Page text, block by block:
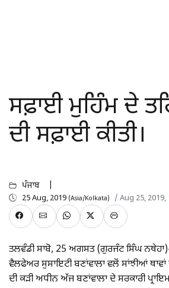
ਸਫ਼ਾਈ ਮੁਹਿੰਮ ਦੇ
ਦੀ ਸਫ਼ਾਈ ਕੀਤੀ।
ਪੰਜਾਬ
25 Aug, 2019 (Asia/Kolkata) / Aug 25, 2019,
ਤਲਵੰਡੀ ਸਾਬੋ, 25 ਅਗਸਤ (ਗੁਰਜੰਟ ਸਿੰਘ
ਵੈਲਫੇਅਰ ਸੁਸਾਇਟੀ ਬਣਾਂਵਾਲਾ ਵਲੋਂ ਸਾਂਝੀਆਂ ਥਾਵਾਂ
ਦੀ ਕੜੀ ਅਧੀਨ ਅੱਜ ਬਣਾਂਵਾਲਾ ਦੇ ਸਰਕਾਰੀ